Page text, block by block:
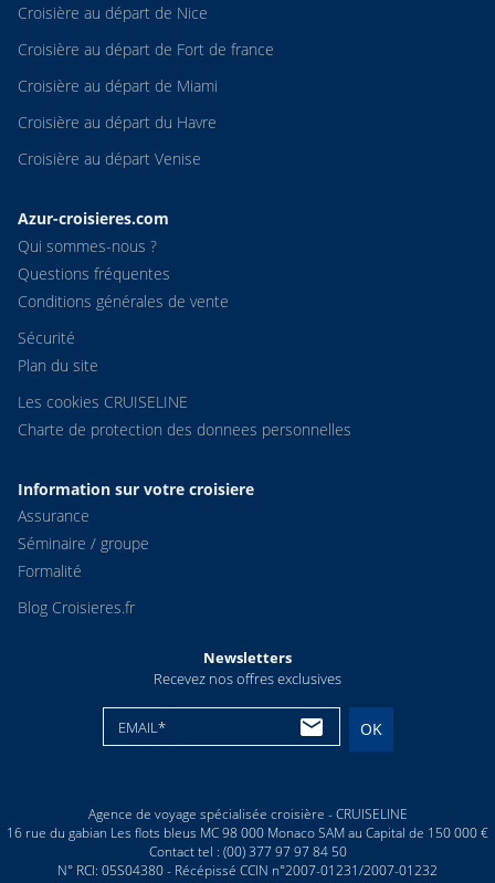
Croisière au départ de Nice
Croisière au départ de Fort de france
Croisière au départ de Miami
Croisière au départ du Havre
Croisière au départ Venise
Azur-croisieres.com
Qui sommes-nous ?
Questions fréquentes
Conditions générales de vente
Sécurité
Plan du site
Les cookies CRUISELINE
Charte de protection des donnees personnelles
Information sur votre croisiere
Assurance
Séminaire / groupe
Formalité
Blog Croisieres.fr
Newsletters
Recevez nos offres exclusives
EMAIL* OK
Agence de voyage spécialisée croisière - CRUISELINE
16 rue du gabian Les flots bleus MC 98 000 Monaco SAM au Capital de 150 000 €
Contact tel : (00) 377 97 97 84 50
N° RCI: 05S04380 - Récépissé CCIN n°2007-01231/2007-01232